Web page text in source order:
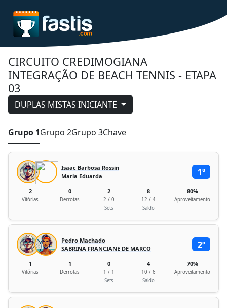
CIRCUITO CREDIMOGIANA
INTEGRAÇÃO DE BEACH TENNIS - ETAPA
03
DUPLAS MISTAS INICIANTE
Grupo 1Grupo 2Grupo 3Chave
Isaac Barbosa Rossin
Maria Eduarda
1º
2
Vitórias
0
Derrotas
2
2 / 0
Sets
8
12 / 4
Saldo
80%
Aproveitamento
Pedro Machado
SABRINA FRANCIANE DE MARCO
2º
1
Vitórias
1
Derrotas
0
1 / 1
Sets
4
10 / 6
Saldo
70%
Aproveitamento